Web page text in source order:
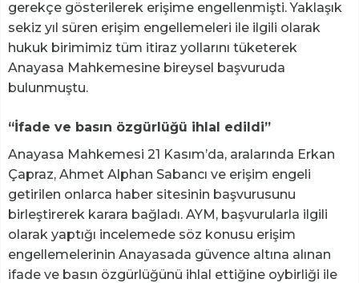
gerekçe gösterilerek erişime engellenmişti. Yaklaşık
sekiz yıl süren erişim engellemeleri ile ilgili olarak
hukuk birimimiz tüm itiraz yollarını tüketerek
Anayasa Mahkemesine bireysel başvuruda
bulunmuştu.
“İfade ve basın özgürlüğü ihlal edildi”
Anayasa Mahkemesi 21 Kasım’da, aralarında Erkan
Çapraz, Ahmet Alphan Sabancı ve erişim engeli
getirilen onlarca haber sitesinin başvurusunu
birleştirerek karara bağladı. AYM, başvurularla ilgili
olarak yaptığı incelemede söz konusu erişim
engellemelerinin Anayasada güvence altına alınan
ifade ve basın özgürlüğünü ihlal ettiğine oybirliği ile